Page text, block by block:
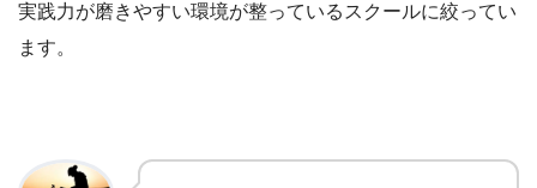
実践力が磨きやすい環境が整っているスクールに絞ってい
ます。